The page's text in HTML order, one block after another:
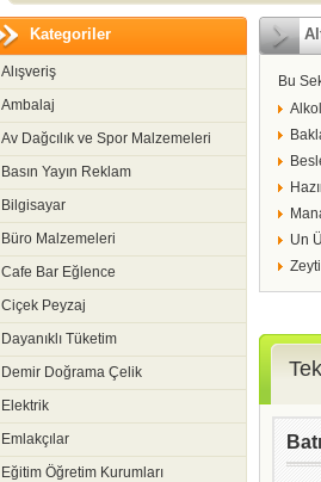
Kategoriler
Alışveriş
Ambalaj
Av Dağcılık ve Spor Malzemeleri
Basın Yayın Reklam
Bilgisayar
Büro Malzemeleri
Cafe Bar Eğlence
Ciçek Peyzaj
Dayanıklı Tüketim
Demir Doğrama Çelik
Elektrik
Emlakçılar
Eğitim Öğretim Kurumları
Bu
Un